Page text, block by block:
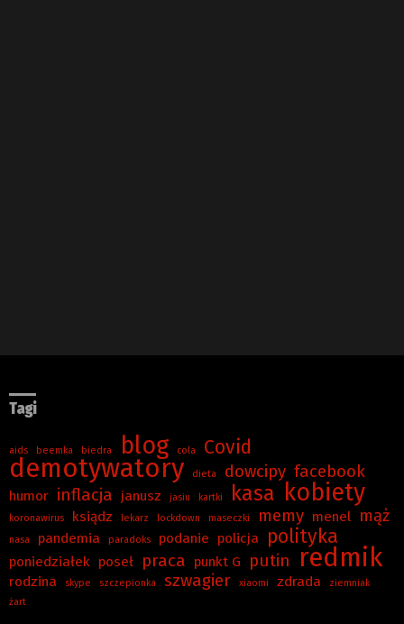
Tagi
aids beemka biedra blog cola Covid
demotywatory dieta dowcipy facebook
humor inflacja janusz jasiu kartki kasa kobiety
koronawirus ksiądz lekarz lockdown maseczki memy menel mąż
nasa pandemia paradoks podanie policja polityka
poniedziałek poseł praca punkt G putin redmik
rodzina skype szczepionka szwagier xiaomi zdrada
ziemniak
żart